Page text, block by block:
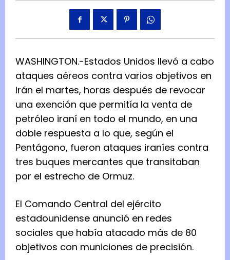
WASHINGTON.-Estados Unidos llevó a cabo
ataques aéreos contra varios objetivos en
Irán el martes, horas después de revocar
una exención que permitía la venta de
petróleo iraní en todo el mundo, en una
doble respuesta a lo que, según el
Pentágono, fueron ataques iraníes contra
tres buques mercantes que transitaban
por el estrecho de Ormuz.
El Comando Central del ejército
estadounidense anunció en redes
sociales que había atacado más de 80
objetivos con municiones de precisión.